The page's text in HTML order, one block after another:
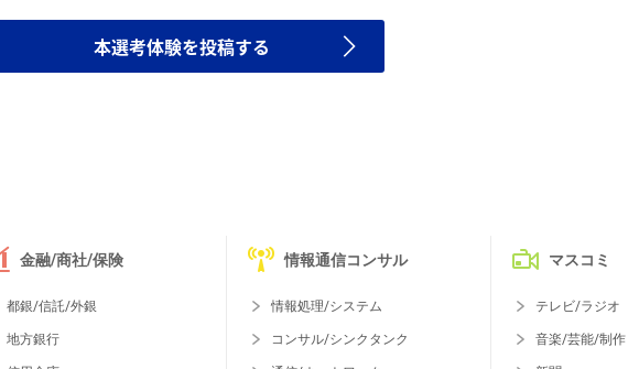
本選考体験を投稿する
金融/商社/保険
都銀/信託/外銀
地方銀行
情報通信コンサル
情報処理/システム
コンサル/シンクタンク
マスコミ
テレビ/ラジオ
音楽/芸能/制作